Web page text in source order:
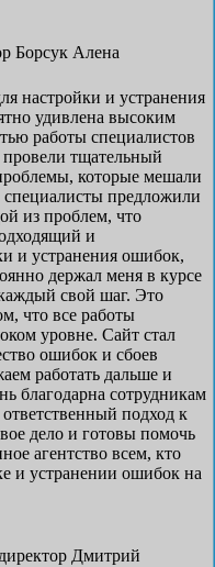
Борсук Алена
настройки и устранения
удивлена высоким
работы специалистов
тщательный
которые мешали
предложили
из проблем, что
и
и устранения ошибок,
держал меня в курсе
свой шаг. Это
что все работы
уровне. Сайт стал
ошибок и сбоев
работать дальше и
благодарна сотрудникам
подход к
дело и готовы помочь
агентство всем, кто
и устранении ошибок на
Дмитрий